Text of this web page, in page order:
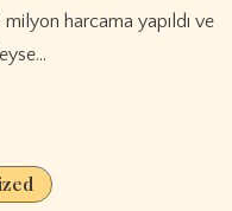
harcama yapıldı ve